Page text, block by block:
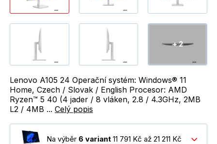
+ 2
Lenovo A105 24 Operační systém: Windows® 11
Home, Czech / Slovak / English Procesor: AMD
Ryzen™ 5 40 (4 jader / 8 vláken, 2.8 / 4.3GHz, 2MB
L2 / 4MB ... Celý popis
Na výběr 6 variant 11 791 Kč až 21 211 Kč